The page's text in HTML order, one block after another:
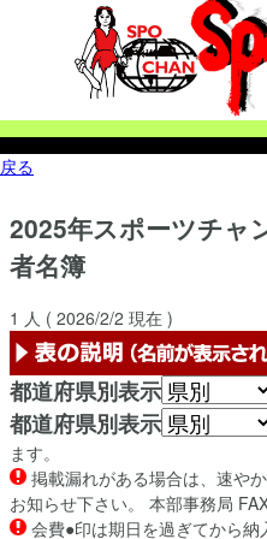
戻る
2025年スポーツチャ
者名簿
1 人 ( 2026/2/2 現在 )
都道府県別表示
都道府県別表示
ます。
掲載漏れがある場合は、速や
お知らせ下さい。 本部事務局
会費●印は期日を過ぎてから